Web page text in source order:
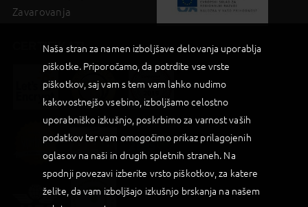
Zavarovanja
CERTIFIKATI
Naša stran za namen izboljšave delovanja uporablja
piškotke. Priporočamo, da potrdite vse vrste
piškotkov, saj vam s tem vam lahko nudimo
kakovostnejšo vsebino, izboljšamo celostno
uporabniško izkušnjo, poskrbimo za varnost vaših
podatkov ter vam omogočimo prikaz prilagojenih
oglasov na naši in drugih spletnih straneh. Na
spodnji povezavi izberite vrsto piškotkov, za katere
želite, da vam izboljšajo izkušnjo brskanja na našem